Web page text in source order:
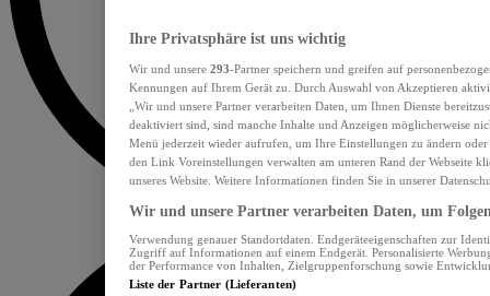
Ihre Privatsphäre ist uns wichtig
Wir und unsere 293-Partner speichern und greifen auf
Kennungen auf Ihrem Gerät zu. Durch Auswahl von Akzeptieren
„Wir und unsere Partner verarbeiten Daten, um Ihnen Dienste
deaktiviert sind, sind manche Inhalte und Anzeigen möglicherweise
Menü jederzeit wieder aufrufen, um Ihre Einstellungen zu ändern
den Link Voreinstellungen verwalten am unteren Rand der Webseite
unseres Website. Weitere Informationen finden Sie in unserer
Wir und unsere Partner verarbeiten Daten, um
Verwendung genauer Standortdaten. Endgeräteeigenschaften zur
Zugriff auf Informationen auf einem Endgerät. Personalisierte
der Performance von Inhalten, Zielgruppenforschung sowie
Liste der Partner (Lieferanten)